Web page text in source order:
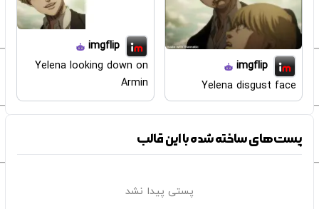
imgflip
Yelena disgust face
imgflip
Yelena looking down on
Armin
پست‌های ساخته شده با این قالب
پستی پیدا نشد